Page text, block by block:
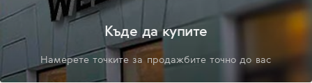
Къде да купите
Намерете точките за продажбите точно до вас